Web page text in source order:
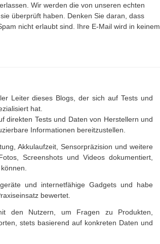
Wir werden die von unseren echten
überprüft haben. Denken Sie daran, dass
nicht erlaubt sind. Ihre E-Mail wird in keinem
Leiter dieses Blogs, der sich auf Tests und
hat.
direkten Tests und Daten von Herstellern und
Informationen bereitzustellen.
Akkulaufzeit, Sensorpräzision und weitere
Screenshots und Videos dokumentiert,
und internetfähige Gadgets und habe
bewertet.
den Nutzern, um Fragen zu Produkten,
stets basierend auf konkreten Daten und